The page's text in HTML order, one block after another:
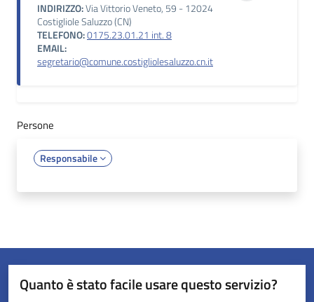
INDIRIZZO:Via Vittorio Veneto, 59 - 12024
Costigliole Saluzzo (CN)
TELEFONO:0175.23.01.21 int. 8
EMAIL:
segretario@comune.costigliolesaluzzo.cn.it
Persone
Responsabile
Quanto è stato facile usare questo servizio?